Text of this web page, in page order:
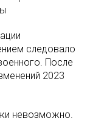
следовало
После
2023
невозможно.